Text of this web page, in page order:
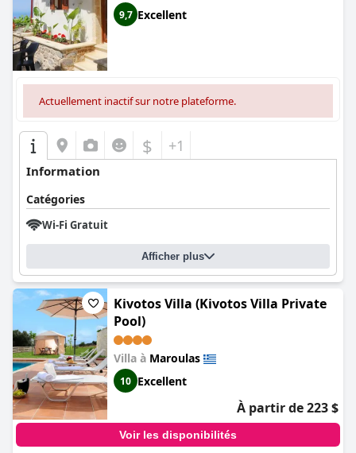
9,7 Excellent
Actuellement inactif sur notre plateforme.
$ +1
Information
Catégories
Wi-Fi Gratuit
Afficher plus
Kivotos Villa (Kivotos Villa Private
Pool)
Villa à Maroulas
10 Excellent
À partir de 223 $
Voir les disponibilités